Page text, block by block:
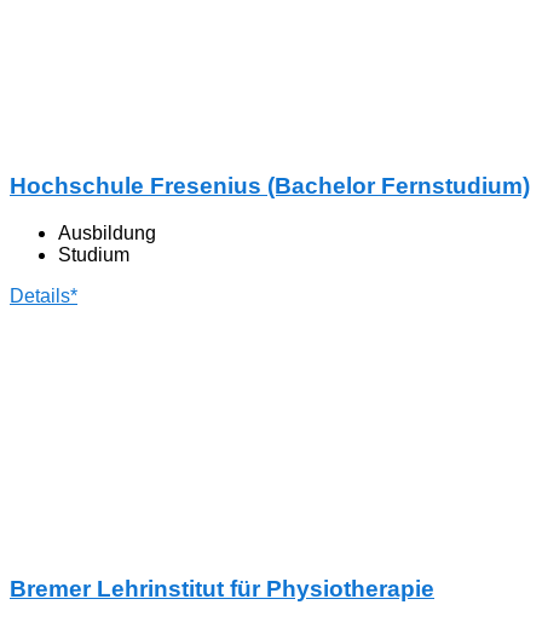
Hochschule Fresenius (Bachelor Fernstudium)
Ausbildung
Studium
Details*
Bremer Lehrinstitut für Physiotherapie